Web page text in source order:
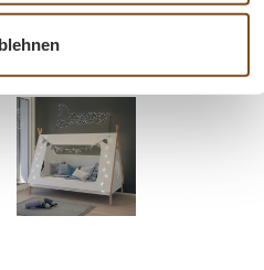
modernen Materialien
mit anderen Möbeln im
x 52 x 77 cm
Rabatt
-9%